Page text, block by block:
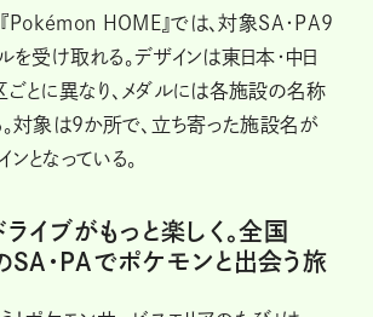
『Pokémon HOME』では、対象SA・PA9
受け取れる。デザインは東日本・中日
ごとに異なり、メダルには各施設の名称
。対象は9か所で、立ち寄った施設名が
となっている。
イブがもっと楽しく。全国
・PAでポケモンと出会う旅